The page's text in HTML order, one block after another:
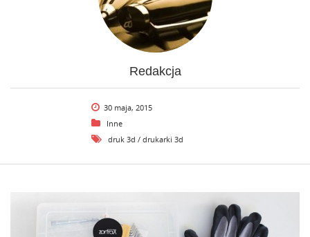
Redakcja
30 maja, 2015
Inne
druk 3d / drukarki 3d